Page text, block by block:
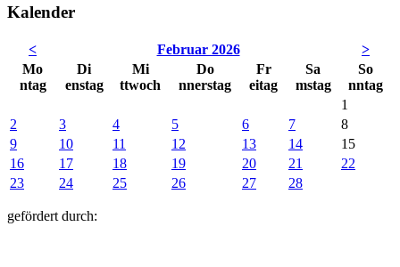
Kalender
< Februar 2026
>
Mo
ntag
Di
enstag
Mi
ttwoch
Do
nnerstag
Fr
eitag
Sa
mstag
So
nntag
1
2
3 4 5 6 7
8
9
10 11 12 13 14
15
16
17 18 19 20 21
22
23
24 25 26 27 28
gefördert durch: